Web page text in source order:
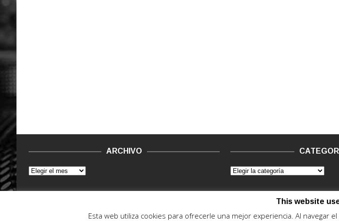
ARCHIVO
This website
Esta web utiliza cookies para ofrecerle una mejor experiencia. Al navegar